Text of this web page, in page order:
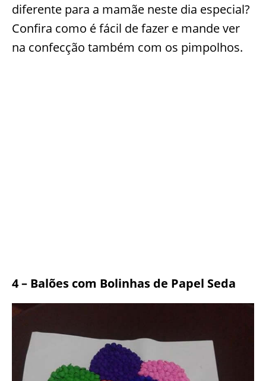
diferente para a mamãe neste dia especial?
Confira como é fácil de fazer e mande ver
na confecção também com os pimpolhos.
4 – Balões com Bolinhas de Papel Seda